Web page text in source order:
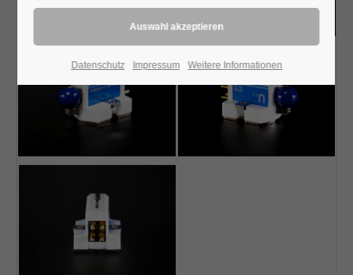
Datenschutz Impressum Weitere Informationen